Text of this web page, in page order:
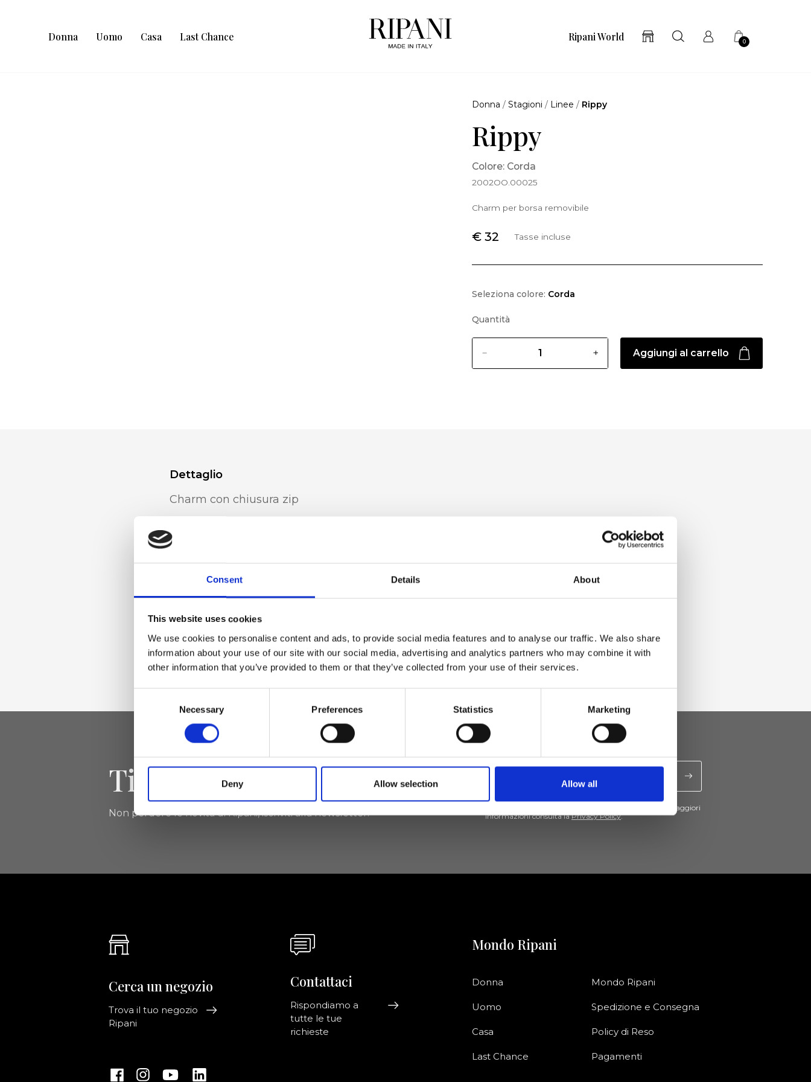
Consent Details About
This website uses cookies
We use cookies to personalise content and ads, to provide social media features and to analyse our traffic. We also share
information about your use of our site with our social media, advertising and analytics partners who may combine it with
other information that you’ve provided to them or that they’ve collected from your use of their services.
Selection
Necessary Preferences Statistics Marketing
Deny Allow selection Allow all
Donna Uomo Casa Last Chance Ripani World 0
Donna /Stagioni / Linee / Rippy
Rippy
Colore: Corda
2002OO.00025
Charm per borsa removibile
€ 32 Tasse incluse
Seleziona colore: Corda
Quantità
Aggiungi al carrello
Dettaglio
Charm con chiusura zip
Materiale
Vera pelle effetto pitone, Accessori
Dimensione
11 x 11 x 1cm (l x a x p)
Tieniti aggiornato
Non perdere le novità di Ripani, iscriviti alla newsletter!
Acconsento a ricevere novità e promo da Ripani. Per maggiori
informazioni consulta laPrivacy Policy.
Cerca un negozio
Trova il tuo negozio
Ripani
Contattaci
Rispondiamo a
tutte le tue
richieste
Mondo Ripani
Donna
Uomo
Casa
Last Chance
Mondo Ripani
Spedizione e Consegna
Policy di Reso
Pagamenti